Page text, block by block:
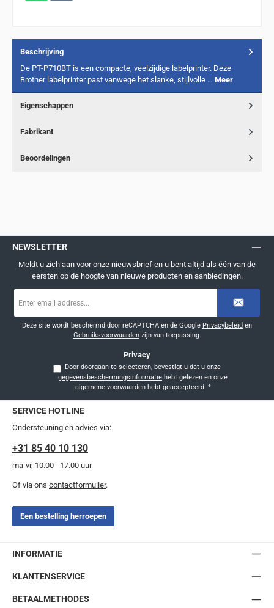
Beschrijving
De PT-P710BT is een compacte, veelzijdige labelprinter. Deze
Brother labelprinter past vanwege het slanke, stijlvolle … Meer
Eigenschappen
Fabrikant
Beoordelingen
NEWSLETTER
Meldt u zich aan voor onze nieuwsbrief en u bent altijd als één van de
eersten op de hoogte van nieuwe producten en aanbiedingen.
mailadres
Deze site wordt beschermd door reCAPTCHA en de Google Privacybeleid en
Gebruiksvoorwaardenzijn van toepassing.
Privacy
Door doorgaan te selecteren, bevestigt u dat u onze
gegevensbeschermingsinformatie
algemene voorwaardenhebt geaccepteerd. *
SERVICE HOTLINE
Ondersteuning en advies via:
+31 85 40 10 130
ma-vr, 10.00 - 17.00 uur
Of via ons contactformulier.
Een bestelling herroepen
INFORMATIE
KLANTENSERVICE
BETAALMETHODES